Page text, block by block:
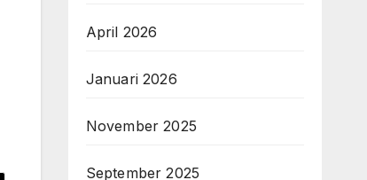
April 2026
Januari 2026
November 2025
September 2025